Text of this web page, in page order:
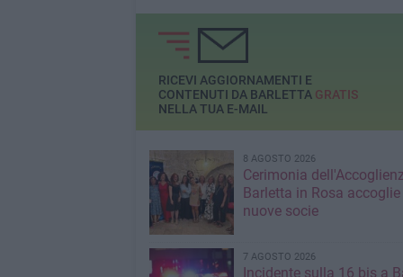
RICEVI AGGIORNAMENTI E
CONTENUTI DA BARLETTA GRATIS
NELLA TUA E-MAIL
8 AGOSTO 2026
Cerimonia
Barletta in Rosa accoglie
nuove socie
7 AGOSTO 2026
Incidente sulla 16 bis a